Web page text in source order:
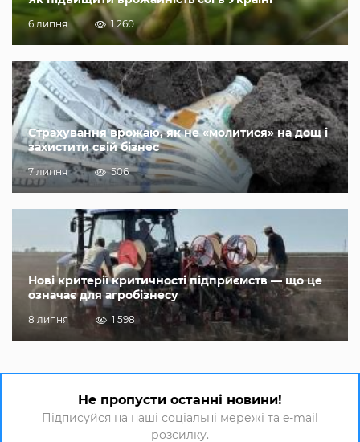
6 липня 1 260
Страхування врожаю, як не «молитися» на дощ і
захистити свій бізнес
7 липня 506
Нові критерії критичності підприємств — що це
означає для агробізнесу
8 липня 1 598
Не пропусти останні новини!
Підписуйся на наші соціальні мережі та e-mail
розсилку.